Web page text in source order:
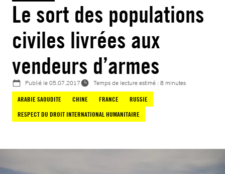
Le sort des populations
civiles livrées aux
vendeurs d’armes
Publié le05.07.2017
Temps de lecture estimé : 8 minutes
ARABIE SAOUDITE
CHINE FRANCE
RUSSIE
RESPECT DU DROIT INTERNATIONAL HUMANITAIRE